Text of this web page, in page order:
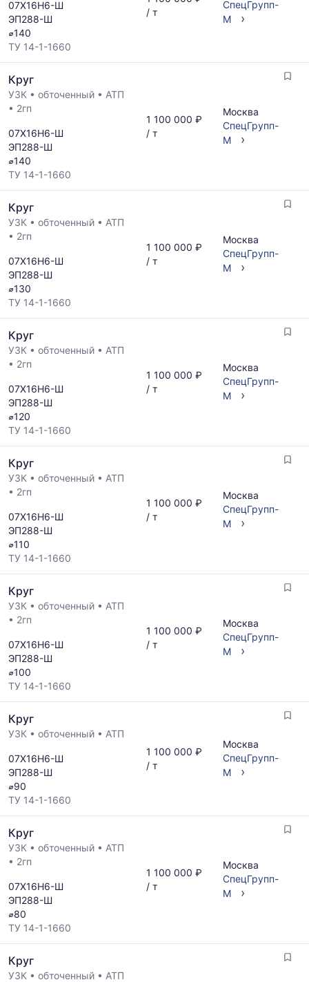
07Х16Н6-Ш
ЭП288-Ш
⌀140
ТУ 14-1-1660
/ т
СпецГрупп-
М
›
Круг
УЗК • обточенный • АТП
• 2гп
07Х16Н6-Ш
ЭП288-Ш
⌀140
ТУ 14-1-1660
1 100 000 ₽
/ т
Москва
СпецГрупп-
М
›
Круг
УЗК • обточенный • АТП
• 2гп
07Х16Н6-Ш
ЭП288-Ш
⌀130
ТУ 14-1-1660
1 100 000 ₽
/ т
Москва
СпецГрупп-
М
›
Круг
УЗК • обточенный • АТП
• 2гп
07Х16Н6-Ш
ЭП288-Ш
⌀120
ТУ 14-1-1660
1 100 000 ₽
/ т
Москва
СпецГрупп-
М
›
Круг
УЗК • обточенный • АТП
• 2гп
07Х16Н6-Ш
ЭП288-Ш
⌀110
ТУ 14-1-1660
1 100 000 ₽
/ т
Москва
СпецГрупп-
М
›
Круг
УЗК • обточенный • АТП
• 2гп
07Х16Н6-Ш
ЭП288-Ш
⌀100
ТУ 14-1-1660
1 100 000 ₽
/ т
Москва
СпецГрупп-
М
›
Круг
УЗК • обточенный • АТП
07Х16Н6-Ш
ЭП288-Ш
⌀90
ТУ 14-1-1660
1 100 000 ₽
/ т
Москва
СпецГрупп-
М
›
Круг
УЗК • обточенный • АТП
• 2гп
07Х16Н6-Ш
ЭП288-Ш
⌀80
ТУ 14-1-1660
1 100 000 ₽
/ т
Москва
СпецГрупп-
М
›
Круг
УЗК • обточенный • АТП